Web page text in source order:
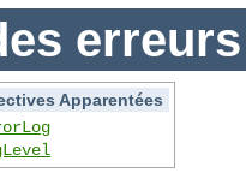
erreurs
Apparentées